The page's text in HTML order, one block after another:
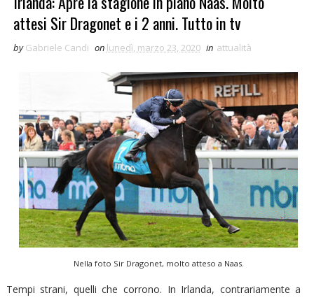
attesi Sir Dragonet e i 2 anni. Tutto in tv
by Gabriele Candi on lunedì, marzo 23, 2020 in attualità
Nella foto Sir Dragonet, molto atteso a Naas.
Tempi strani, quelli che corrono. In Irlanda, contrariamente a